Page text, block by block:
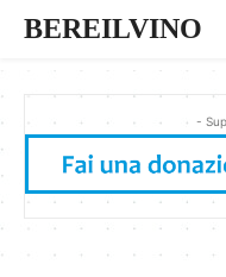
BEREILVINO
-